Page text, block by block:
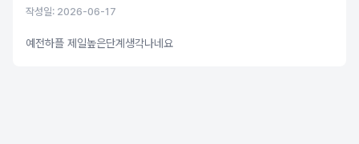
작성일: 2026-06-17
예전하플 제일높은단계생각나네요